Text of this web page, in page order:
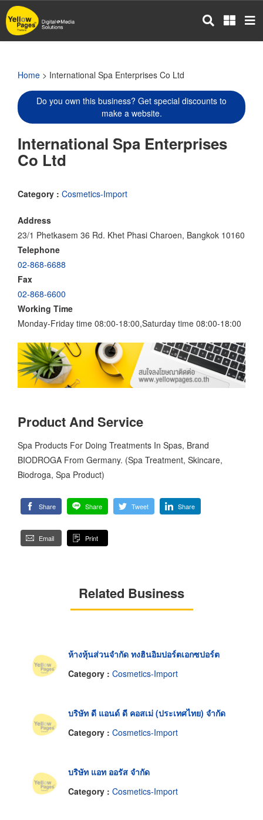
Skip
to
main
Home > International Spa Enterprises Co Ltd
Do you own this business? Get special discounts to
make a website.
International Spa Enterprises
Co Ltd
Category : Cosmetics-Import
Address
23/1 Phetkasem 36 Rd. Khet Phasi Charoen, Bangkok 10160
Telephone
02-868-6688
Fax
02-868-6600
Working Time
Monday-Friday time 08:00-18:00,Saturday time 08:00-18:00
Product And Service
Spa Products For Doing Treatments In Spas, Brand
BIODROGA From Germany. (Spa Treatment, Skincare,
Biodroga, Spa Product)
Share Share Tweet Share
Email Print
Related Business
ห้างหุ้นส่วนจำกัด ทงฮินอิมปอร์ตเอกซปอร์ต
Category : Cosmetics-Import
บริษัท ดี แอนด์ ดี คอสเม่ (ประเทศไทย) จำกัด
Category : Cosmetics-Import
บริษัท แอท ออรัส จำกัด
Category : Cosmetics-Import